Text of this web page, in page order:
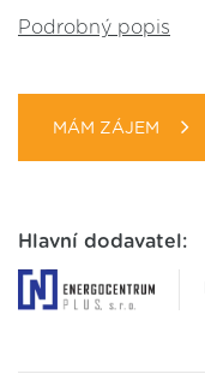
Podrobný popis
MÁM ZÁJEM
Hlavní dodavatel: